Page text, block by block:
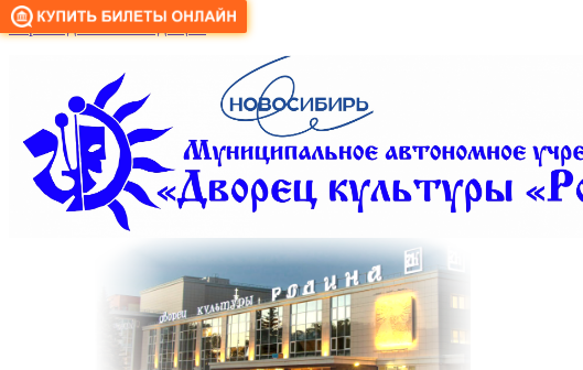
Версия для слабовидящих